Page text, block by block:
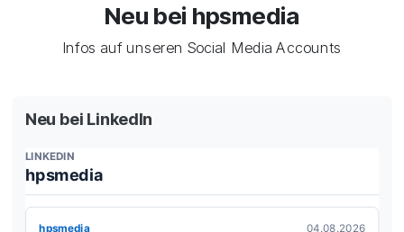
Neu bei hpsmedia
Infos auf unseren Social Media Accounts
Neu bei LinkedIn